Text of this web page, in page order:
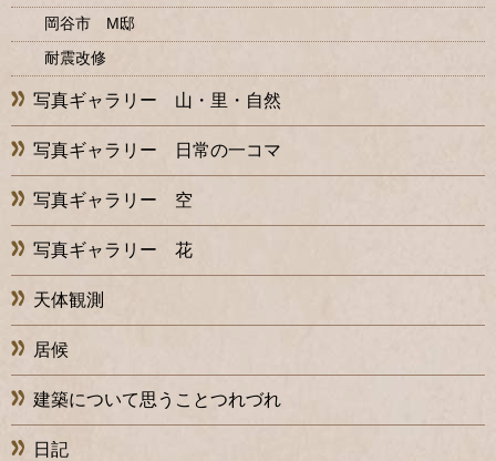
岡谷市 M邸
耐震改修
写真ギャラリー 山・里・自然
写真ギャラリー 日常の一コマ
写真ギャラリー 空
写真ギャラリー 花
天体観測
居候
建築について思うことつれづれ
日記